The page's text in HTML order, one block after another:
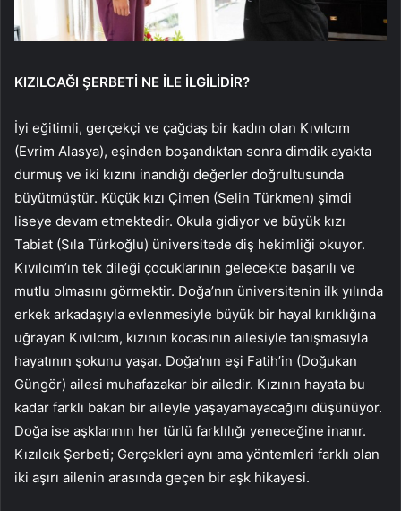
KIZILCAĞI ŞERBETİ NE İLE İLGİLİDİR?
İyi eğitimli, gerçekçi ve çağdaş bir kadın olan Kıvılcım
(Evrim Alasya), eşinden boşandıktan sonra dimdik ayakta
durmuş ve iki kızını inandığı değerler doğrultusunda
büyütmüştür. Küçük kızı Çimen (Selin Türkmen) şimdi
liseye devam etmektedir. Okula gidiyor ve büyük kızı
Tabiat (Sıla Türkoğlu) üniversitede diş hekimliği okuyor.
Kıvılcım’ın tek dileği çocuklarının gelecekte başarılı ve
mutlu olmasını görmektir. Doğa’nın üniversitenin ilk yılında
erkek arkadaşıyla evlenmesiyle büyük bir hayal kırıklığına
uğrayan Kıvılcım, kızının kocasının ailesiyle tanışmasıyla
hayatının şokunu yaşar. Doğa’nın eşi Fatih’in (Doğukan
Güngör) ailesi muhafazakar bir ailedir. Kızının hayata bu
kadar farklı bakan bir aileyle yaşayamayacağını düşünüyor.
Doğa ise aşklarının her türlü farklılığı yeneceğine inanır.
Kızılcık Şerbeti; Gerçekleri aynı ama yöntemleri farklı olan
iki aşırı ailenin arasında geçen bir aşk hikayesi.